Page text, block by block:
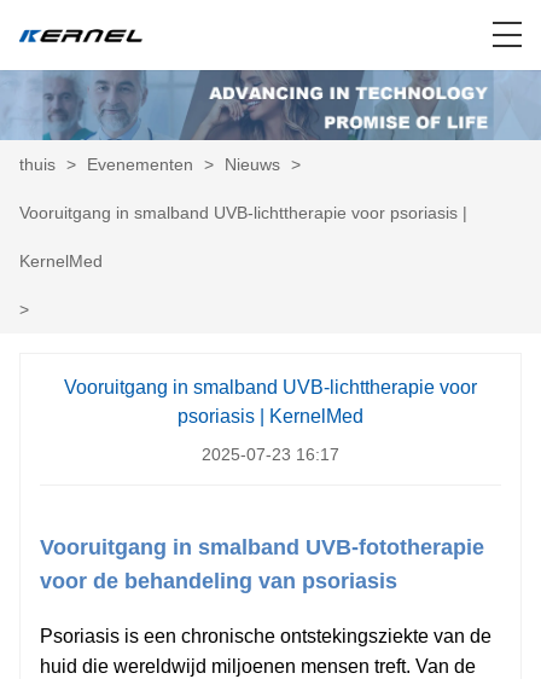
thuis > Evenementen > Nieuws >
Vooruitgang in smalband UVB-lichttherapie voor psoriasis |
KernelMed
>
Vooruitgang in smalband UVB-lichttherapie voor
psoriasis | KernelMed
2025-07-23 16:17
Vooruitgang in smalband UVB-fototherapie
voor de behandeling van psoriasis
Psoriasis is een chronische ontstekingsziekte van de
huid die wereldwijd miljoenen mensen treft. Van de